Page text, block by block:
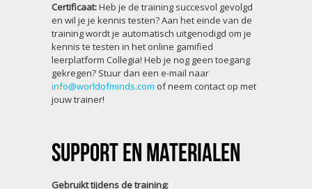
Certificaat:Heb je de training succesvol gevolgd
en wil je je kennis testen? Aan het einde van de
training wordt je automatisch uitgenodigd om je
kennis te testen in het online gamified
leerplatform Collegia! Heb je nog geen toegang
gekregen? Stuur dan een e-mail naar
info@worldofminds.com of neem contact op met
jouw trainer!
Support en materialen
Gebruikt tijdens de training: